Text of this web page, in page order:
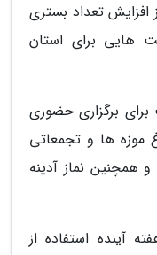
افزایش تعداد بستری
هایی برای استان
برگزاری حضوری
موزه ها و تجمعاتی
همچنین نماز آدینه
آینده استفاده از